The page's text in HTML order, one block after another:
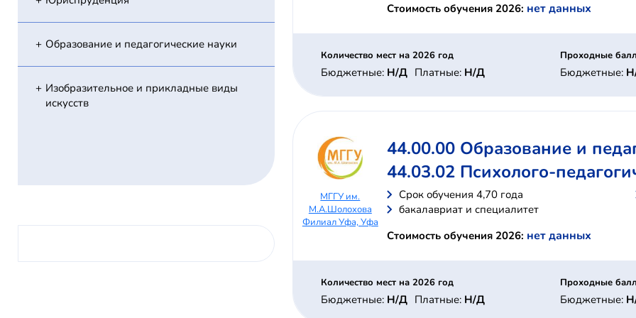
Образование и педагогические науки
Изобразительное и прикладные виды
искусств
Стоимость обучения 2026: нет данных
Количество мест на 2026 год
Бюджетные: Н/Д Платные: Н/Д
Проходные
Бюджетные:
МГГУ им.
М.А.Шолохова
Филиал Уфа, Уфа
44.00.00 Образование и
44.03.02 Психолого-
Cрок обучения 4,70 года
бакалавриат и специалитет
Стоимость обучения 2026: нет данных
Количество мест на 2026 год
Бюджетные: Н/Д Платные: Н/Д
Проходные
Бюджетные: